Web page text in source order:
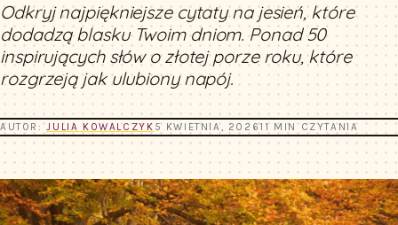
Odkryj najpiękniejsze cytaty na jesień, które
dodadzą blasku Twoim dniom. Ponad 50
inspirujących słów o złotej porze roku, które
rozgrzeją jak ulubiony napój.
AUTOR:JULIA KOWALCZYK 5 KWIETNIA, 202611 MIN CZYTANIA